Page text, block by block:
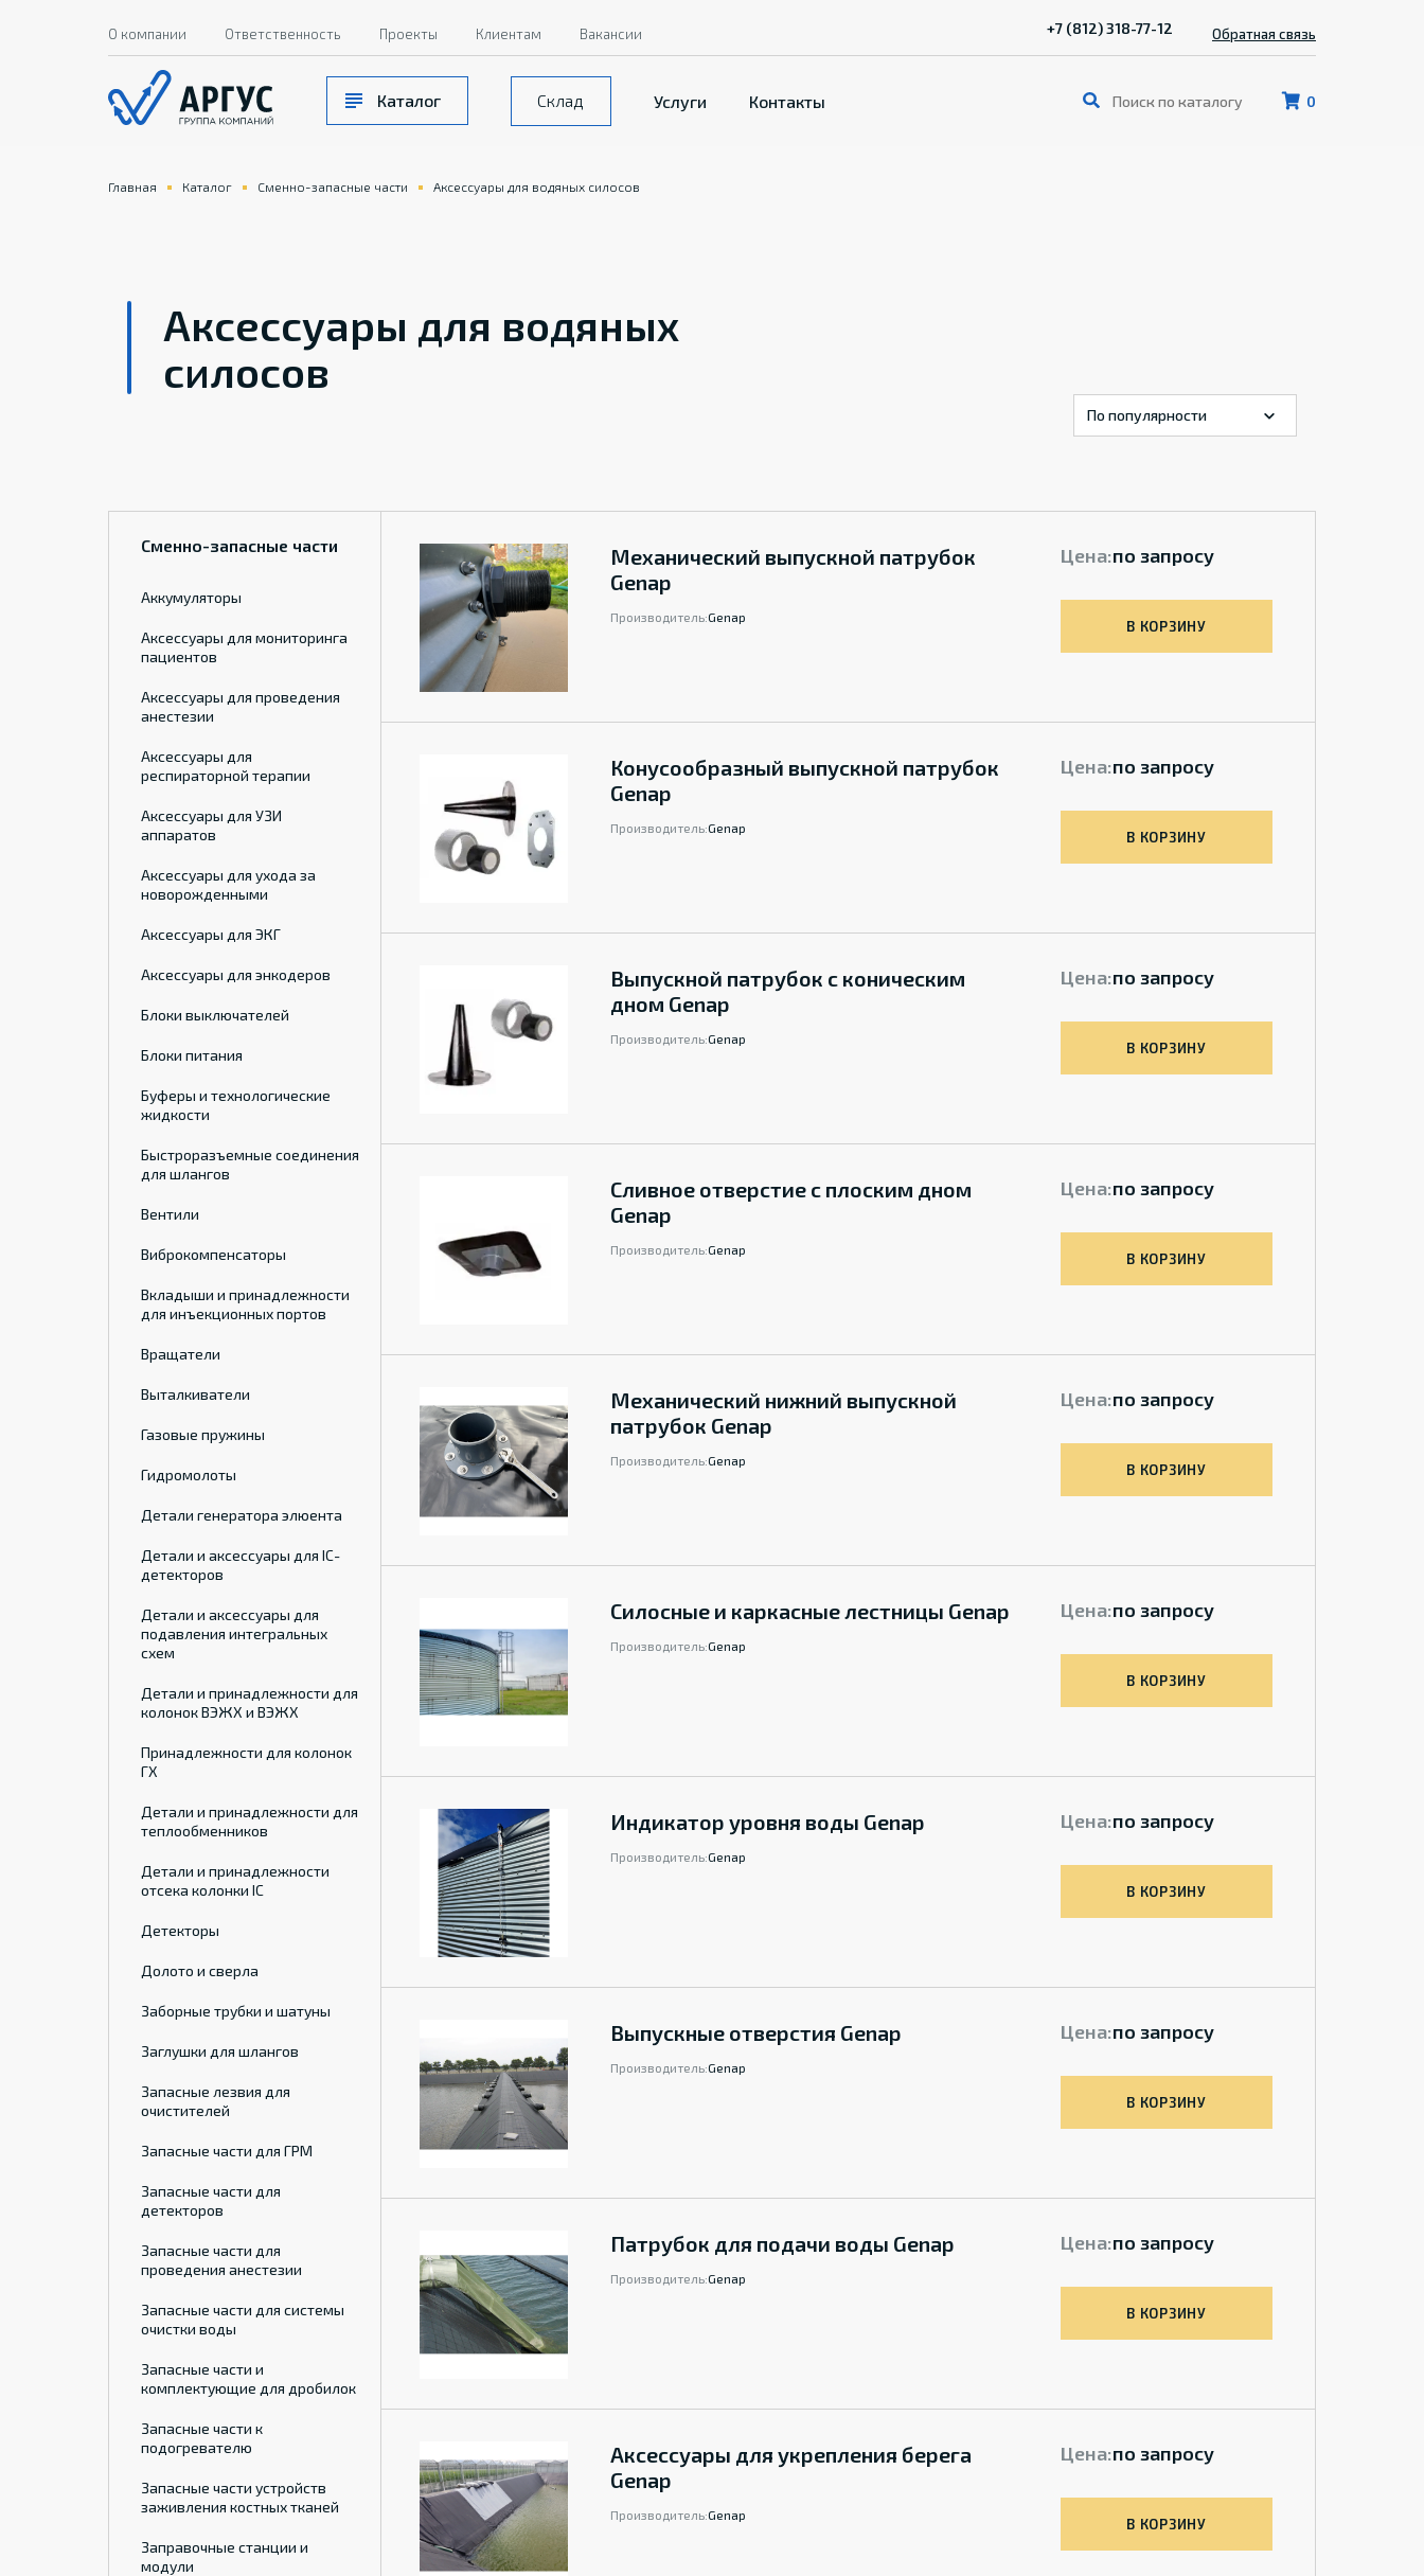
0
Каталог Склад Услуги Контакты
О компании Ответственность Проекты Клиентам Вакансии +7 (812) 318-77-12 Обратная связь
Главная Каталог Сменно-запасные части Аксессуары для водяных силосов
Аксессуары для водяных
силосов
Сменно-запасные части
Аккумуляторы
Аксессуары для мониторинга
пациентов
Аксессуары для проведения
анестезии
Аксессуары для
респираторной терапии
Аксессуары для УЗИ
аппаратов
Аксессуары для ухода за
новорожденными
Аксессуары для ЭКГ
Аксессуары для энкодеров
Блоки выключателей
Блоки питания
Буферы и технологические
жидкости
Быстроразъемные соединения
для шлангов
Вентили
Виброкомпенсаторы
Вкладыши и принадлежности
для инъекционных портов
Вращатели
Выталкиватели
Газовые пружины
Гидромолоты
Детали генератора элюента
Детали и аксессуары для IC-
детекторов
Детали и аксессуары для
подавления интегральных
схем
Детали и принадлежности для
колонок ВЭЖХ и ВЭЖХ
Принадлежности для колонок
ГХ
Детали и принадлежности для
теплообменников
Детали и принадлежности
отсека колонки IC
Детекторы
Долото и сверла
Заборные трубки и шатуны
Заглушки для шлангов
Запасные лезвия для
очистителей
Запасные части для ГРМ
Запасные части для
детекторов
Запасные части для
проведения анестезии
Запасные части для системы
очистки воды
Запасные части и
комплектующие для дробилок
Запасные части к
подогревателю
Запасные части устройств
заживления костных тканей
Заправочные станции и
модули
Механический выпускной патрубок
Genap
Производитель:Genap
Цена:по запросу
В КОРЗИНУ
Конусообразный выпускной патрубок
Genap
Производитель:Genap
Цена:по запросу
В КОРЗИНУ
Выпускной патрубок с коническим
дном Genap
Производитель:Genap
Цена:по запросу
В КОРЗИНУ
Сливное отверстие с плоским дном
Genap
Производитель:Genap
Цена:по запросу
В КОРЗИНУ
Механический нижний выпускной
патрубок Genap
Производитель:Genap
Цена:по запросу
В КОРЗИНУ
Силосные и каркасные лестницы Genap
Производитель:Genap
Цена:по запросу
В КОРЗИНУ
Индикатор уровня воды Genap
Производитель:Genap
Цена:по запросу
В КОРЗИНУ
Выпускные отверстия Genap
Производитель:Genap
Цена:по запросу
В КОРЗИНУ
Патрубок для подачи воды Genap
Производитель:Genap
Цена:по запросу
В КОРЗИНУ
Аксессуары для укрепления берега
Genap
Производитель:Genap
Цена:по запросу
В КОРЗИНУ